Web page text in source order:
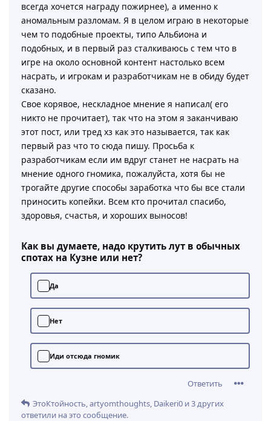
всегда хочется награду пожирнее), а именно к
аномальным разломам. Я в целом играю в некоторые
чем то подобные проекты, типо Альбиона и
подобных, и в первый раз сталкиваюсь с тем что в
игре на около основной контент настолько всем
насрать, и игрокам и разработчикам не в обиду будет
сказано.
Свое корявое, нескладное мнение я написал( его
никто не прочитает), так что на этом я заканчиваю
этот пост, или тред хз как это называется, так как
первый раз что то сюда пишу. Просьба к
разработчикам если им вдруг станет не насрать на
мнение одного гномика, пожалуйста, хотя бы не
трогайте другие способы заработка что бы все стали
приносить копейки. Всем кто прочитал спасибо,
здоровья, счастья, и хороших выносов!
Как вы думаете, надо крутить лут в обычных
спотах на Кузне или нет?
Да
Нет
Иди отсюда гномик
Ответить
ЭтоКтойность,artyomthoughts, Daikeri0 и3других
ответили на это сообщение.